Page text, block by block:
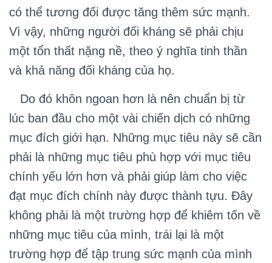
có thể tương đối được tăng thêm sức mạnh.
Vì vậy, những người đối kháng sẽ phải chịu
một tổn thất nặng nề, theo ý nghĩa tinh thần
và khả năng đối kháng của họ.
Do đó khôn ngoan hơn là nên chuẩn bị từ
lúc ban đầu cho một vài chiến dịch có những
mục đích giới hạn. Những mục tiêu này sẽ cần
phải là những mục tiêu phù hợp với mục tiêu
chính yếu lớn hơn và phải giúp làm cho việc
đạt mục đích chính này được thành tựu. Đây
không phải là một trường hợp để khiêm tốn về
những mục tiêu của mình, trái lại là một
trường hợp để tập trung sức mạnh của mình